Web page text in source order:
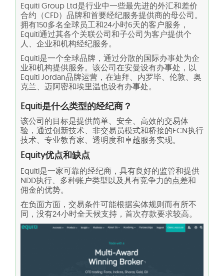
Equiti Group Ltd是行业中一些最先进的外汇和差价
合约（CFD）品牌和首要经纪服务提供商的母公司。
拥有150多名全球员工和24小时6天的客户服务，
Equiti通过其各个关联公司和子公司为客户提供个
人、企业和机构经纪服务。
Equiti是一个全球品牌，通过分散的国际办事处为企
业和机构提供服务。该公司在安曼设有办事处，以
Equiti Jordan品牌运营，在迪拜、内罗毕、伦敦、奥
克兰、迈阿密和埃里温也设有办事处。
Equiti是什么类型的经纪商？
该公司的目标是提供简单、安全、高效的交易体
验，通过创新技术、非交易员模式和桥接的ECN执行
技术、专业教育家、透明度和卓越服务实现。
Equity优点和缺点
Equiti是一家可靠的经纪商，具有良好的监管和提供
NDD执行、多种账户类型以及具有竞争力的点差和
佣金的优势。
在负面方面，交易条件可能根据实体规则而有所不
同，没有24小时全天候支持，首次存款要求较高。